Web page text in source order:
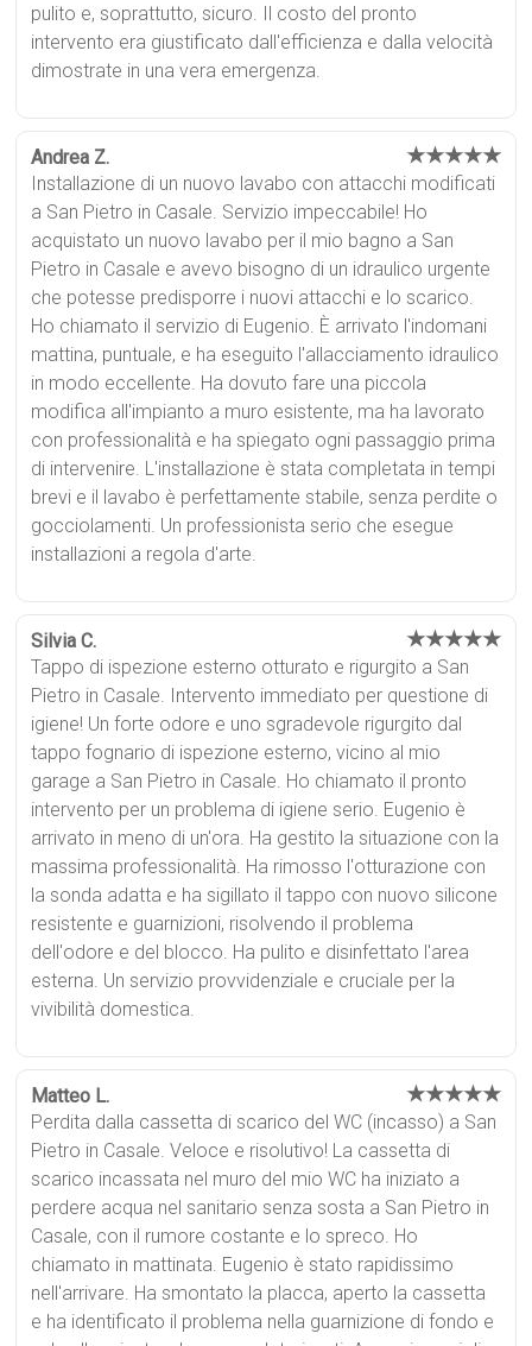
pulito e, soprattutto, sicuro. Il costo del pronto
intervento era giustificato dall'efficienza e dalla velocità
dimostrate in una vera emergenza.
Andrea Z. ★★★★★
Installazione di un nuovo lavabo con attacchi modificati
a San Pietro in Casale. Servizio impeccabile! Ho
acquistato un nuovo lavabo per il mio bagno a San
Pietro in Casale e avevo bisogno di un idraulico urgente
che potesse predisporre i nuovi attacchi e lo scarico.
Ho chiamato il servizio di Eugenio. È arrivato l'indomani
mattina, puntuale, e ha eseguito l'allacciamento idraulico
in modo eccellente. Ha dovuto fare una piccola
modifica all'impianto a muro esistente, ma ha lavorato
con professionalità e ha spiegato ogni passaggio prima
di intervenire. L'installazione è stata completata in tempi
brevi e il lavabo è perfettamente stabile, senza perdite o
gocciolamenti. Un professionista serio che esegue
installazioni a regola d'arte.
Silvia C. ★★★★★
Tappo di ispezione esterno otturato e rigurgito a San
Pietro in Casale. Intervento immediato per questione di
igiene! Un forte odore e uno sgradevole rigurgito dal
tappo fognario di ispezione esterno, vicino al mio
garage a San Pietro in Casale. Ho chiamato il pronto
intervento per un problema di igiene serio. Eugenio è
arrivato in meno di un'ora. Ha gestito la situazione con la
massima professionalità. Ha rimosso l'otturazione con
la sonda adatta e ha sigillato il tappo con nuovo silicone
resistente e guarnizioni, risolvendo il problema
dell'odore e del blocco. Ha pulito e disinfettato l'area
esterna. Un servizio provvidenziale e cruciale per la
vivibilità domestica.
Matteo L. ★★★★★
Perdita dalla cassetta di scarico del WC (incasso) a San
Pietro in Casale. Veloce e risolutivo! La cassetta di
scarico incassata nel muro del mio WC ha iniziato a
perdere acqua nel sanitario senza sosta a San Pietro in
Casale, con il rumore costante e lo spreco. Ho
chiamato in mattinata. Eugenio è stato rapidissimo
nell'arrivare. Ha smontato la placca, aperto la cassetta
e ha identificato il problema nella guarnizione di fondo e